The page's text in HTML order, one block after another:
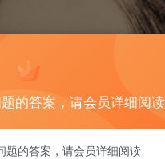
的答案，请会员详细阅读
题的答案，请会员详细阅读